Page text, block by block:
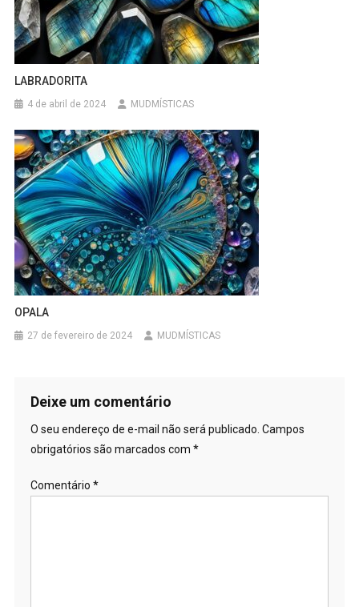
LABRADORITA
4 de abril de 2024 MUDMÍSTICAS
OPALA
27 de fevereiro de 2024 MUDMÍSTICAS
Deixe um comentário
O seu endereço de e-mail não será publicado. Campos
obrigatórios são marcados com *
Comentário *